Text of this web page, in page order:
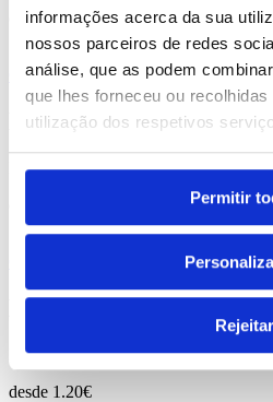
informações acerca da sua
nossos parceiros de redes
análise, que as podem
que lhes forneceu ou
utilização dos respetivos
Permitir
Rejeitar
desde 1.08€
Comprar
Diane
REF. BI-PS-99449
Edward
REF. BI-PS-99423
desde 1.20€